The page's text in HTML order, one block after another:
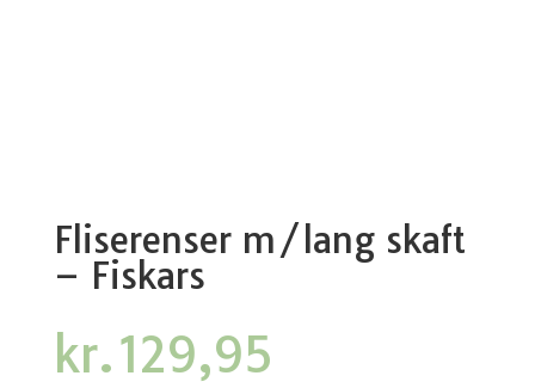
Fliserenser m/lang skaft
– Fiskars
kr.129,95